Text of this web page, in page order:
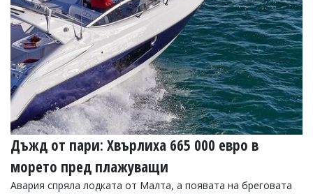
Дъжд от пари: Хвърлиха 665 000 евро в
морето пред плажуващи
Авария спряла лодката от Малта, а появата на бреговата